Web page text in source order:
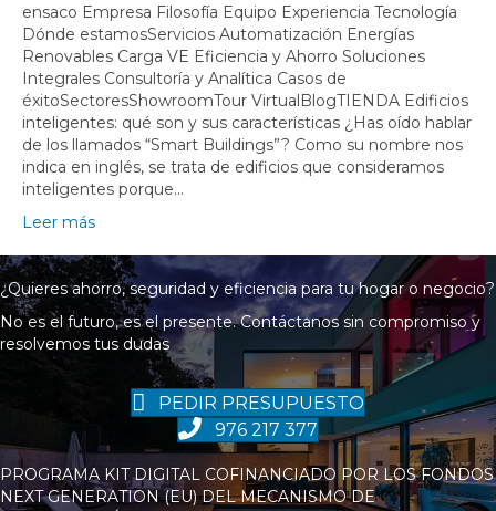
ensaco Empresa Filosofía Equipo Experiencia Tecnología
Dónde estamosServicios Automatización Energías
Renovables Carga VE Eficiencia y Ahorro Soluciones
Integrales Consultoría y Analítica Casos de
éxitoSectoresShowroomTour VirtualBlogTIENDA Edificios
inteligentes: qué son y sus características ¿Has oído hablar
de los llamados “Smart Buildings”? Como su nombre nos
indica en inglés, se trata de edificios que consideramos
inteligentes porque…
Leer más
¿Quieres ahorro, seguridad y eficiencia para tu hogar o negocio?
No es el futuro, es el presente. Contáctanos sin compromiso y
resolvemos tus dudas
PEDIR PRESUPUESTO
976 217 377
PROGRAMA KIT DIGITAL COFINANCIADO POR LOS FONDOS
NEXT GENERATION (EU) DEL MECANISMO DE